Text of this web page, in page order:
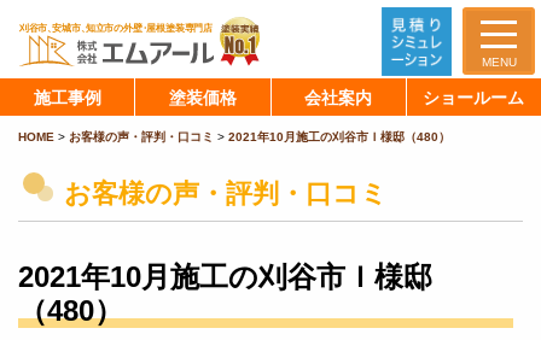
MENU
施工事例 塗装価格 会社案内 ショールーム
HOME > お客様の声・評判・口コミ > 2021年10月施工の刈谷市Ｉ様邸（480）
お客様の声・評判・口コミ
2021年10月施工の刈谷市Ｉ様邸
（480）